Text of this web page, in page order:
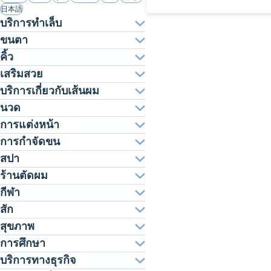
日本語
บริการทำเล็บ
ขนตา
คิ้ว
เสริมสวย
บริการเกี่ยวกับเส้นผม
นวด
การแต่งหน้า
การกำจัดขน
สปา
ร้านตัดผม
กีฬา
สัก
สุขภาพ
การศึกษา
บริการทางธุรกิจ